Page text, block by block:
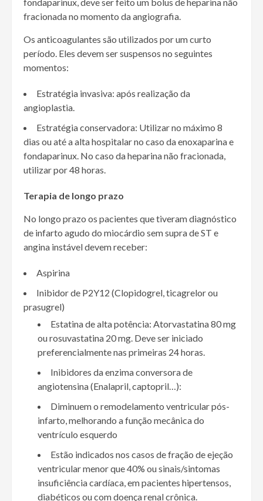
fracionada no momento da angiografia.
Os anticoagulantes são utilizados por um curto
período. Eles devem ser suspensos no seguintes
momentos:
Estratégia invasiva: após realização da
angioplastia.
Estratégia conservadora: Utilizar no máximo 8
dias ou até a alta hospitalar no caso da enoxaparina e
fondaparinux. No caso da heparina não fracionada,
utilizar por 48 horas.
Terapia de longo prazo
No longo prazo os pacientes que tiveram diagnóstico
de infarto agudo do miocárdio sem supra de ST e
angina instável devem receber:
Aspirina
Inibidor de P2Y12 (Clopidogrel, ticagrelor ou
prasugrel)
Estatina de alta potência: Atorvastatina 80 mg
ou rosuvastatina 20 mg. Deve ser iniciado
preferencialmente nas primeiras 24 horas.
Inibidores da enzima conversora de
angiotensina (Enalapril, captopril…):
Diminuem o remodelamento ventricular pós-
infarto, melhorando a função mecânica do
ventrículo esquerdo
Estão indicados nos casos de fração de ejeção
ventricular menor que 40% ou sinais/sintomas
insuficiência cardíaca, em pacientes hipertensos,
diabéticos ou com doença renal crônica.